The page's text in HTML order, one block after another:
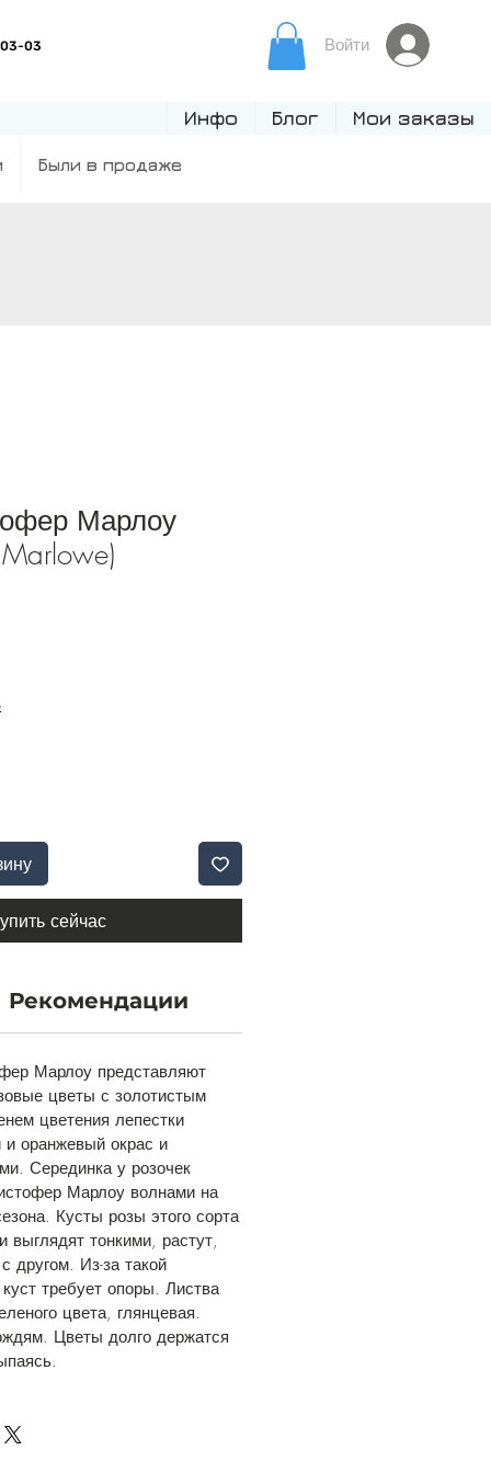
Войти
Инфо Блог Мои заказы
Были в продаже
Марлоу
сейчас
Рекомендации
Марлоу представляют
цветы с золотистым
цветения лепестки
и оранжевый окрас и
Серединка у розочек
Марлоу волнами на
Кусты розы этого сорта
выглядят тонкими, растут,
другом. Из-за такой
требует опоры. Листва
цвета, глянцевая.
Цветы долго держатся